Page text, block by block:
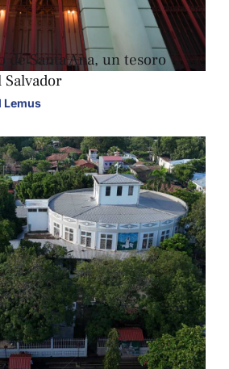
de Santa Ana, un tesoro
Lemus